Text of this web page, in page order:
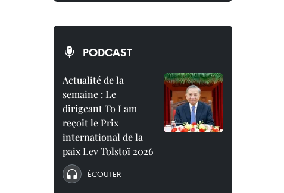
PODCAST
Actualité de la
semaine : Le
dirigeant To Lam
reçoit le Prix
international de la
paix Lev Tolstoï 2026
ÉCOUTER